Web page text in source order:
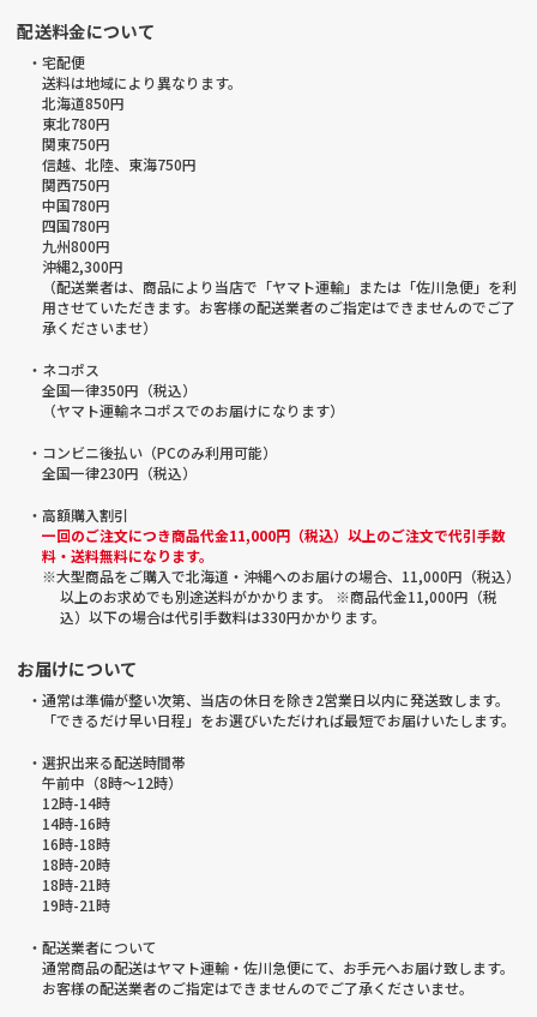
配送料金について
・宅配便
送料は地域により異なります。
北海道850円
東北780円
関東750円
信越、北陸、東海750円
関西750円
中国780円
四国780円
九州800円
沖縄2,300円
（配送業者は、商品により当店で「ヤマト運輸」または「佐川急便」を利
用させていただきます。お客様の配送業者のご指定はできませんのでご了
承くださいませ）
・ネコポス
全国一律350円（税込）
（ヤマト運輸ネコポスでのお届けになります）
・コンビニ後払い（PCのみ利用可能）
全国一律230円（税込）
・高額購入割引
一回のご注文につき商品代金11,000円（税込）以上のご注文で代引手数
料・送料無料になります。
※大型商品をご購入で北海道・沖縄へのお届けの場合、11,000円（税込）
以上のお求めでも別途送料がかかります。 ※商品代金11,000円（税
込）以下の場合は代引手数料は330円かかります。
お届けについて
・通常は準備が整い次第、当店の休日を除き2営業日以内に発送致します。
「できるだけ早い日程」をお選びいただければ最短でお届けいたします。
・選択出来る配送時間帯
午前中（8時～12時）
12時-14時
14時-16時
16時-18時
18時-20時
18時-21時
19時-21時
・配送業者について
通常商品の配送はヤマト運輸・佐川急便にて、お手元へお届け致します。
お客様の配送業者のご指定はできませんのでご了承くださいませ。